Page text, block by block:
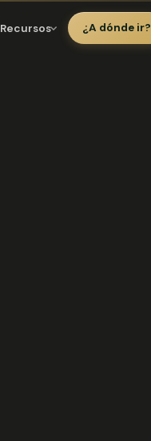
Recursos ¿A dónde ir?